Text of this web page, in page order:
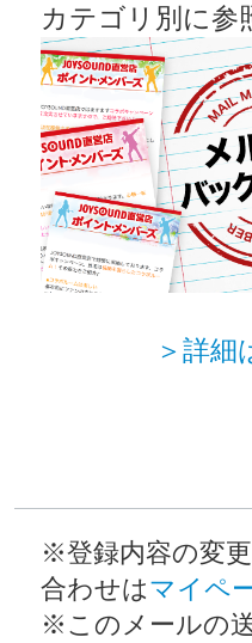
カテゴリ別に参
＞詳細
※登録内容の変
合わせはマイペ
※このメールの